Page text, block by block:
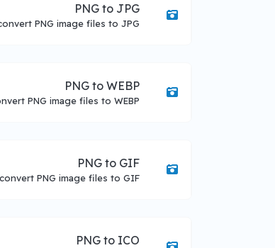
PNG to JPG
PNG image files to JPG.
PNG to WEBP
PNG image files to WEBP.
PNG to GIF
PNG image files to GIF.
PNG to ICO